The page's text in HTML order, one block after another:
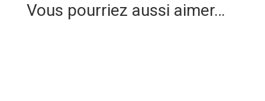
Vous pourriez aussi aimer…